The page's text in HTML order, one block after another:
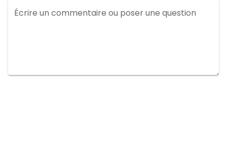
Écrire un commentaire ou poser une question